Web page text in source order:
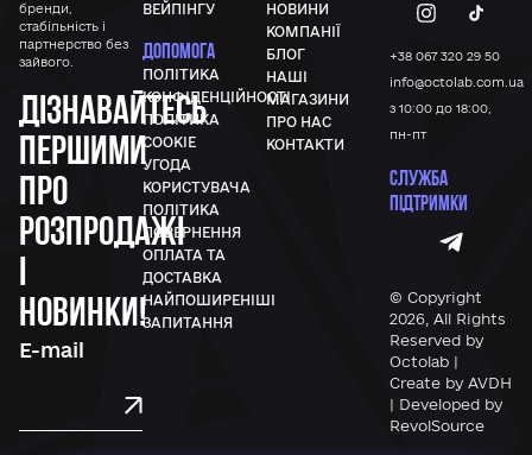
бренди,
стабільність і
партнерство без
зайвого.
Дізнавайтесь
першими
про
розпродажі
і
новинки!
ВЕЙПІНГУ
ДОПОМОГА
ПОЛІТИКА
КОНФІДЕНЦІЙНОСТІ
ПОЛІТИКА
COOKIE
УГОДА
КОРИСТУВАЧА
ПОЛІТИКА
ПОВЕРНЕННЯ
ОПЛАТА ТА
ДОСТАВКА
НАЙПОШИРЕНІШІ
ЗАПИТАННЯ
НОВИНИ
КОМПАНІЇ
БЛОГ
НАШІ
МАГАЗИНИ
ПРО НАС
КОНТАКТИ
+38 067 320 29 50
info@octolab.com.ua
з 10:00 до 18:00,
пн-пт
СЛУЖБА
ПІДТРИМКИ
© Copyright
2026, All Rights
Reserved by
Octolab |
Create by AVDH
| Developed by
RevolSource